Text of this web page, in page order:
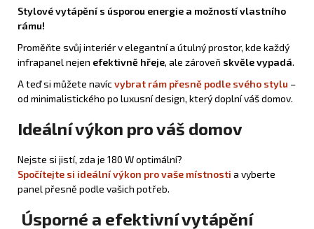
Stylové vytápění s úsporou energie a možností vlastního
rámu!
Proměňte svůj interiér v elegantní a útulný prostor, kde každý
infrapanel nejen efektivně hřeje, ale zároveň skvěle vypadá.
A teď si můžete navícvybrat rám přesně podle svého stylu –
od minimalistického po luxusní design, který doplní váš domov.
Ideální výkon pro váš domov
Nejste si jistí, zda je 180 W optimální?
Spočítejte si ideální výkon pro vaše místnosti a vyberte
panel přesně podle vašich potřeb.
Úsporné a efektivní vytápění